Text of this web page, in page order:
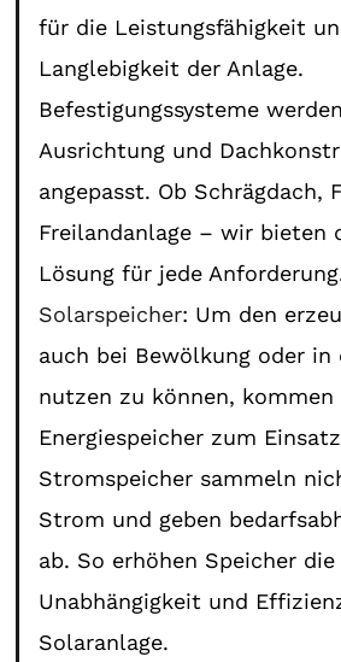
für die Leistungsfähigkeit
Langlebigkeit der Anlage.
Befestigungssysteme
Ausrichtung und
angepasst. Ob Schrägdach,
Freilandanlage – wir bieten
Lösung für jede
Solarspeicher: Um den
auch bei Bewölkung oder in
nutzen zu können, kommen
Energiespeicher zum
Stromspeicher sammeln
Strom und geben
ab. So erhöhen Speicher die
Unabhängigkeit und
Solaranlage.